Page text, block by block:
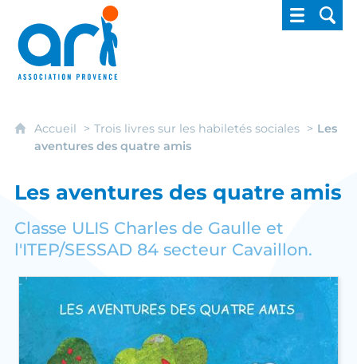
ARI - Association régionale pour
Accueil Trois livres sur les habiletés sociales
Les
aventures des quatre amis
Les aventures des quatre amis
Classe ULIS Charles de Gaulle et
l'ITEP/SESSAD 84 secteur Cavaillon.